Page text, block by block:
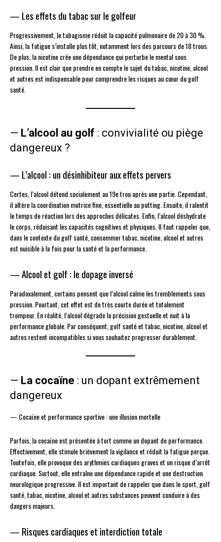
— Les effets du tabac sur le golfeur
Progressivement, le tabagisme réduit la capacité pulmonaire de 20 à 30 %.
Ainsi, la fatigue s’installe plus tôt, notamment lors des parcours de 18 trous.
De plus, la nicotine crée une dépendance qui perturbe le mental sous
pression. Il est clair que prendre en compte le sujet du tabac, nicotine, alcool
et autres est indispensable pour comprendre les risques au cœur du golf
santé.
— L’alcool au golf : convivialité ou piège
dangereux ?
— L’alcool : un désinhibiteur aux effets pervers
Certes, l’alcool détend socialement au 19e trou après une partie. Cependant,
il altère la coordination motrice fine, essentielle au putting. Ensuite, il ralentit
le temps de réaction lors des approches délicates. Enfin, l’alcool déshydrate
le corps, réduisant les capacités cognitives et physiques. Il faut rappeler que,
dans le contexte du golf santé, consommer tabac, nicotine, alcool et autres
est nuisible à la fois pour la santé et la performance.
— Alcool et golf : le dopage inversé
Paradoxalement, certains pensent que l’alcool calme les tremblements sous
pression. Pourtant, cet effet est de très courte durée et totalement
trompeur. En réalité, l’alcool dégrade la précision gestuelle et nuit à la
performance globale. Par conséquent, golf santé et tabac, nicotine, alcool et
autres restent incompatibles si vous souhaitez progresser durablement.
— La cocaïne : un dopant extrêmement
dangereux
— Cocaïne et performance sportive : une illusion mortelle
Parfois, la cocaïne est présentée à tort comme un dopant de performance.
Effectivement, elle stimule brièvement la vigilance et réduit la fatigue perçue.
Toutefois, elle provoque des arythmies cardiaques graves et un risque d’arrêt
cardiaque. Surtout, elle entraîne une dépendance rapide et une destruction
neurologique progressive. Il est important de rappeler que dans le sport, golf
santé, tabac, nicotine, alcool et autres substances peuvent conduire à des
dangers majeurs.
— Risques cardiaques et interdiction totale